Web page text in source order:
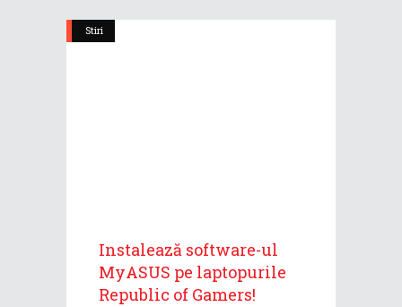
Stiri
Instalează software-ul
MyASUS pe laptopurile
Republic of Gamers!